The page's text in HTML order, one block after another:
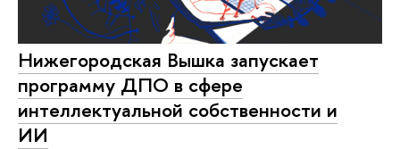
Нижегородская Вышка запускает
программу ДПО в сфере
интеллектуальной собственности и
ИИ